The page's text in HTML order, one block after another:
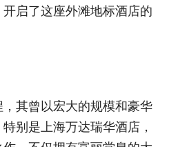
启了这座外滩地标酒店的
其曾以宏大的规模和豪华
别是上海万达瑞华酒店，